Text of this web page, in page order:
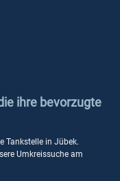
ihre bevorzugte
Tankstelle in Jübek.
Umkreissuche am